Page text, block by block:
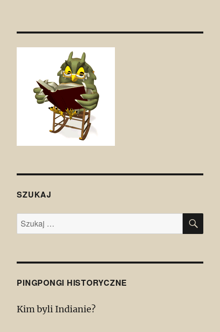
SZUKAJ
Szukaj:
PINGPONGI HISTORYCZNE
Kim byli Indianie?